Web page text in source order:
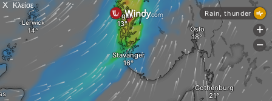
X Κλείσε